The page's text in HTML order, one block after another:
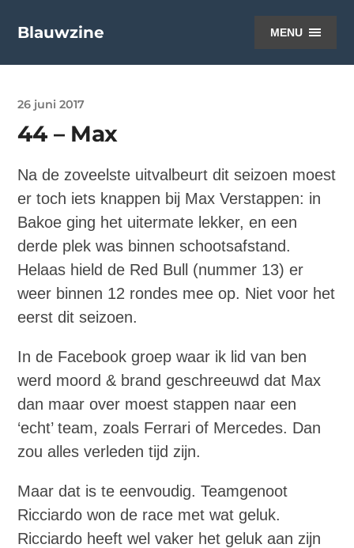
Blauwzine MENU
26 juni 2017
44 – Max
Na de zoveelste uitvalbeurt dit seizoen moest
er toch iets knappen bij Max Verstappen: in
Bakoe ging het uitermate lekker, en een
derde plek was binnen schootsafstand.
Helaas hield de Red Bull (nummer 13) er
weer binnen 12 rondes mee op. Niet voor het
eerst dit seizoen.
In de Facebook groep waar ik lid van ben
werd moord & brand geschreeuwd dat Max
dan maar over moest stappen naar een
‘echt’ team, zoals Ferrari of Mercedes. Dan
zou alles verleden tijd zijn.
Maar dat is te eenvoudig. Teamgenoot
Ricciardo won de race met wat geluk.
Ricciardo heeft wel vaker het geluk aan zijn